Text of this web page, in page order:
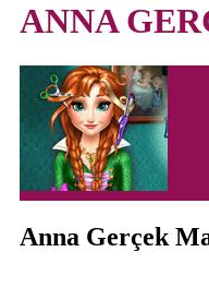
ANNA
Anna Gerçek